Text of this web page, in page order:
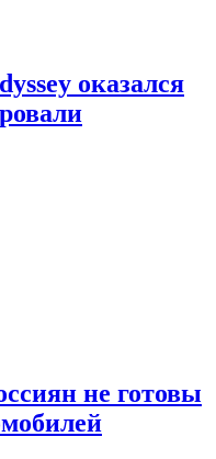
оказался
не готовы